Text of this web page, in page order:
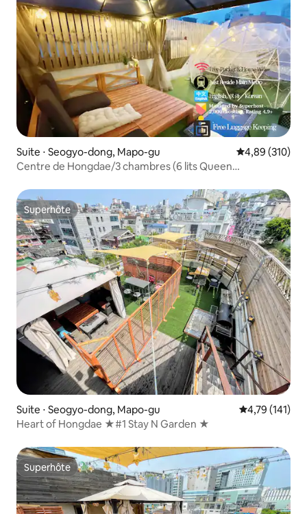
Suite ⋅ Seogyo-dong, Mapo-gu Évaluation
4,89 (310)
Centre de Hongdae/3 chambres (6 lits Queen
Superhôte
Superhôte
Suite ⋅ Seogyo-dong, Mapo-gu Évaluation
4,79 (141)
Heart of Hongdae ★#1 Stay N Garden ★
Superhôte
Superhôte